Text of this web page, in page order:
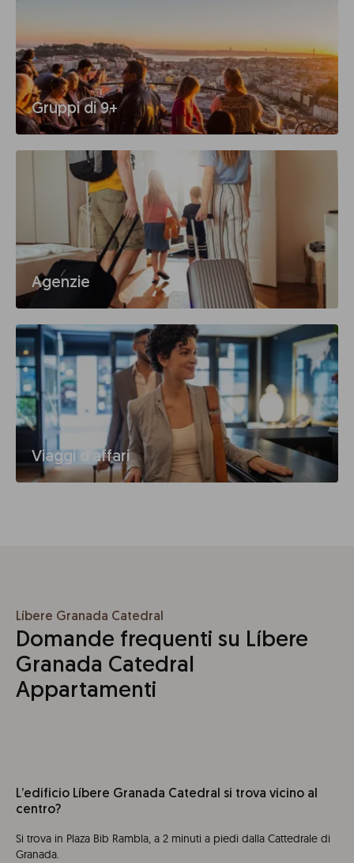
Gruppi di 9+
Agenzie
Viaggi d'affari
Líbere Granada Catedral
Domande frequenti su Líbere
Granada Catedral
Appartamenti
L’edificio Líbere Granada Catedral si trova vicino al
centro?
Si trova in Plaza Bib Rambla, a 2 minuti a piedi dalla Cattedrale di
Granada.